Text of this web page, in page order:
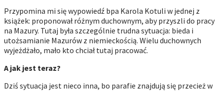
Przypomina mi się wypowiedź bpa Karola Kotuli w jednej z
książek: proponował różnym duchownym, aby przyszli do pracy
na Mazury. Tutaj była szczególnie trudna sytuacja: bieda i
utożsamianie Mazurów z niemieckością. Wielu duchownych
wyjeżdżało, mało kto chciał tutaj pracować.
A jak jest teraz?
Dziś sytuacja jest nieco inna, bo parafie znajdują się przecież w